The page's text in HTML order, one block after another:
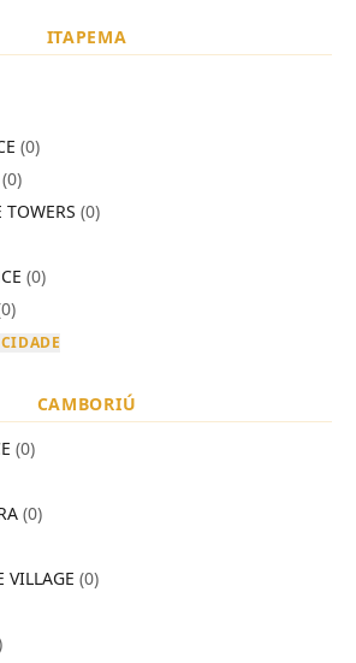
ITAPEMA
(0)
(0)
TOWERS (0)
(0)
CAMBORIÚ
(0)
(0)
VILLAGE (0)